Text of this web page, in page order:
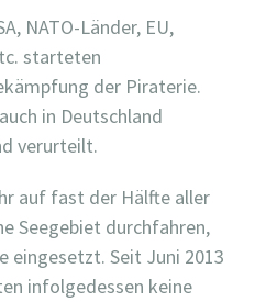
NATO-Länder, EU,
starteten
der Piraterie.
in Deutschland
verurteilt.
auf fast der Hälfte aller
Seegebiet durchfahren,
eingesetzt. Seit Juni 2013
infolgedessen keine